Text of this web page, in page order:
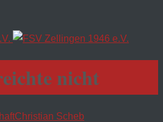
nicht
Christian Scheb